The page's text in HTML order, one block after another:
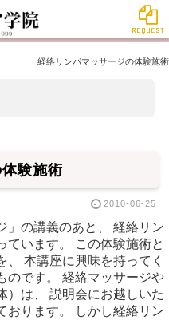
経絡リンパマッサージの体験施術
験施術
2010-06-25
」の講義のあと、 経絡リン
ています。 この体験施術と
本講座に興味を持ってく
のです。 経絡マッサージや
）は、 説明会にお越しいた
おります。 しかし経絡リン
REQUEST